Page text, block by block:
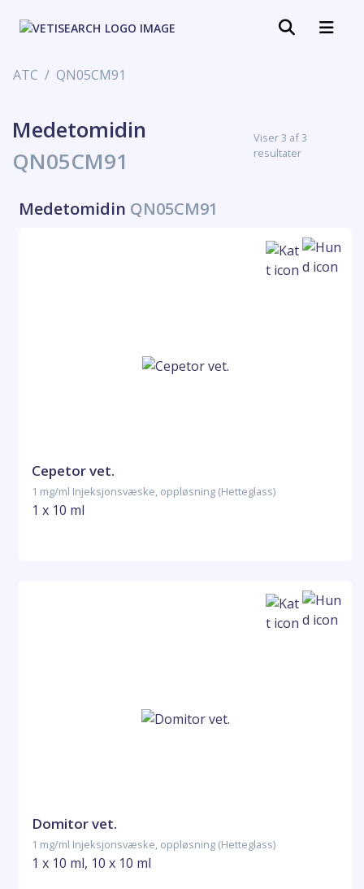
ATC QN05CM91
Medetomidin
QN05CM91
Viser 3 af 3
resultater
Medetomidin QN05CM91
Cepetor vet.
1 mg/ml Injeksjonsvæske, oppløsning (Hetteglass)
1 x 10 ml
Domitor vet.
1 mg/ml Injeksjonsvæske, oppløsning (Hetteglass)
1 x 10 ml, 10 x 10 ml